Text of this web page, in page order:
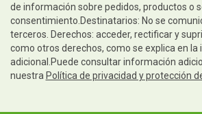
de información sobre pedidos, productos o
consentimiento.Destinatarios: No se
terceros. Derechos: acceder, rectificar y
como otros derechos, como se explica en
adicional.Puede consultar información
nuestra Política de privacidad y protección